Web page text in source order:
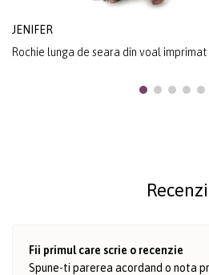
JENIFER
Rochie lunga de seara din voal imprimat
Fii primul care scrie o recenzie
Spune-ti parerea acordand o nota